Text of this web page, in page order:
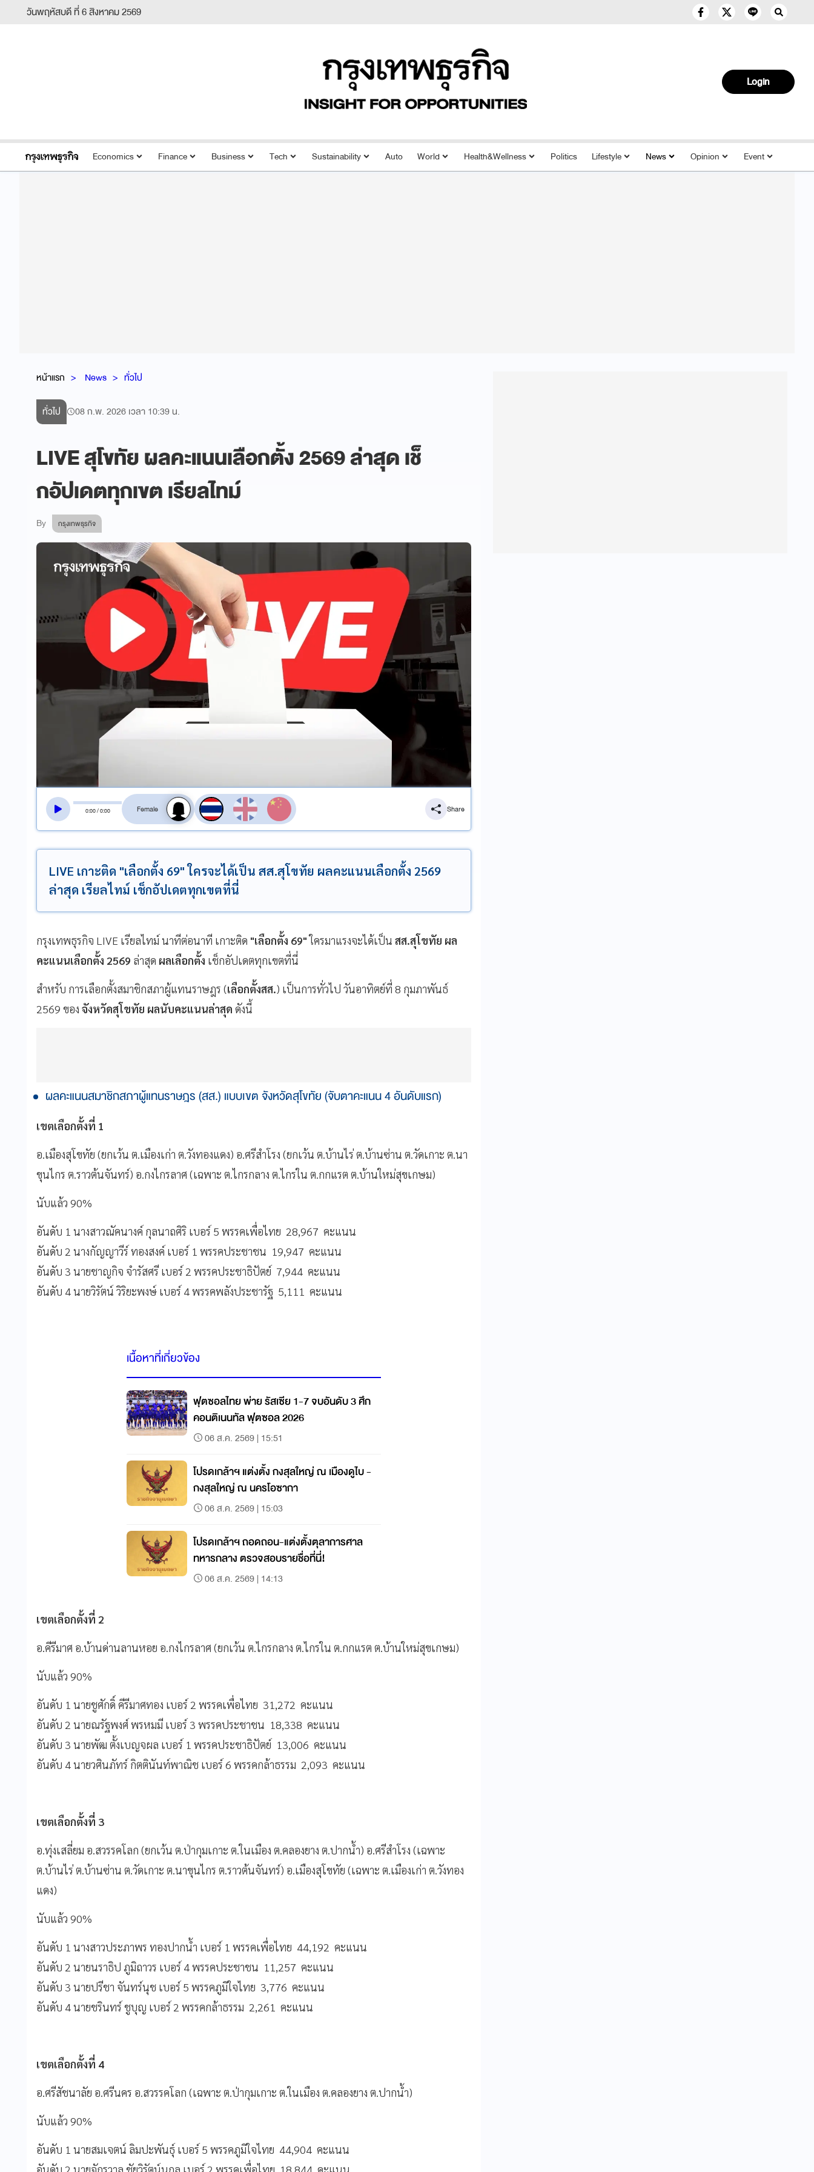
วันพฤหัสบดี ที่ 6 สิงหาคม 2569
Login
Economics Finance Business Tech Sustainability Auto World Health&Wellness Politics Lifestyle News Opinion Event
หน้าแรก News ทั่วไป
ทั่วไป 08 ก.พ. 2026 เวลา 10:39 น.
LIVE สุโขทัย ผลคะแนนเลือกตั้ง 2569 ล่าสุด เช็
กอัปเดตทุกเขต เรียลไทม์
By กรุงเทพธุรกิจ
0:00/0:00
สลับเสียงอ่าน
Share
LIVE เกาะติด "เลือกตั้ง 69" ใครจะได้เป็น สส.สุโขทัย ผลคะแนนเลือกตั้ง 2569
ล่าสุด เรียลไทม์ เช็กอัปเดตทุกเขตที่นี่
กรุงเทพธุรกิจ LIVE เรียลไทม์ นาทีต่อนาที เกาะติด "เลือกตั้ง 69"ใครมาแรงจะได้เป็น สส.สุโขทัย ผล
คะแนนเลือกตั้ง 2569 ล่าสุด ผลเลือกตั้ง เช็กอัปเดตทุกเขตที่นี่
สำหรับ การเลือกตั้งสมาชิกสภาผู้แทนราษฎร (เลือกตั้งสส.) เป็นการทั่วไป วันอาทิตย์ที่ 8 กุมภาพันธ์
2569 ของ จังหวัดสุโขทัย ผลนับคะแนนล่าสุด ดังนี้
ผลคะแนนสมาชิกสภาผู้แทนราษฎร (สส.) แบบเขต จังหวัดสุโขทัย (จับตาคะแนน 4 อันดับแรก)
เขตเลือกตั้งที่ 1
อ.เมืองสุโขทัย (ยกเว้น ต.เมืองเก่า ต.วังทองแดง) อ.ศรีสำโรง (ยกเว้น ต.บ้านไร่ ต.บ้านซ่าน ต.วัดเกาะ ต.นา
ขุนไกร ต.ราวต้นจันทร์) อ.กงไกรลาศ (เฉพาะ ต.ไกรกลาง ต.ไกรใน ต.กกแรต ต.บ้านใหม่สุขเกษม)
นับแล้ว 90%
อันดับ 1 นางสาวณัคนางค์ กุลนาถศิริ เบอร์ 5 พรรคเพื่อไทย 28,967 คะแนน
อันดับ 2 นางกัญญาวีร์ ทองสงค์ เบอร์ 1 พรรคประชาชน 19,947 คะแนน
อันดับ 3 นายชาญกิจ จำรัสศรี เบอร์ 2 พรรคประชาธิปัตย์ 7,944 คะแนน
อันดับ 4 นายวิรัตน์ วิริยะพงษ์ เบอร์ 4 พรรคพลังประชารัฐ 5,111 คะแนน
เนื้อหาที่เกี่ยวข้อง
ฟุตซอลไทย พ่าย รัสเซีย 1-7 จบอันดับ 3 ศึก
คอนติเนนทัล ฟุตซอล 2026
06 ส.ค. 2569 | 15:51
โปรดเกล้าฯ แต่งตั้ง กงสุลใหญ่ ณ เมืองดูไบ -
กงสุลใหญ่ ณ นครโอซากา
06 ส.ค. 2569 | 15:03
โปรดเกล้าฯ ถอดถอน-แต่งตั้งตุลาการศาล
ทหารกลาง ตรวจสอบรายชื่อที่นี่!
06 ส.ค. 2569 | 14:13
เขตเลือกตั้งที่ 2
อ.คีรีมาศ อ.บ้านด่านลานหอย อ.กงไกรลาศ (ยกเว้น ต.ไกรกลาง ต.ไกรใน ต.กกแรต ต.บ้านใหม่สุขเกษม)
นับแล้ว 90%
อันดับ 1 นายชูศักดิ์ คีรีมาศทอง เบอร์ 2 พรรคเพื่อไทย 31,272 คะแนน
อันดับ 2 นายณรัฐพงศ์ พรหมมี เบอร์ 3 พรรคประชาชน 18,338 คะแนน
อันดับ 3 นายพัฒ ตั้งเบญจผล เบอร์ 1 พรรคประชาธิปัตย์ 13,006 คะแนน
อันดับ 4 นายวศินภัทร์ กิตตินันท์พาณิช เบอร์ 6 พรรคกล้าธรรม 2,093 คะแนน
เขตเลือกตั้งที่ 3
อ.ทุ่งเสลี่ยม อ.สวรรคโลก (ยกเว้น ต.ป่ากุมเกาะ ต.ในเมือง ต.คลองยาง ต.ปากน้ำ) อ.ศรีสำโรง (เฉพาะ
ต.บ้านไร่ ต.บ้านซ่าน ต.วัดเกาะ ต.นาขุนไกร ต.ราวต้นจันทร์) อ.เมืองสุโขทัย (เฉพาะ ต.เมืองเก่า ต.วังทอง
แดง)
นับแล้ว 90%
อันดับ 1 นางสาวประภาพร ทองปากน้ำ เบอร์ 1 พรรคเพื่อไทย 44,192 คะแนน
อันดับ 2 นายนราธิป ภูมิถาวร เบอร์ 4 พรรคประชาชน 11,257 คะแนน
อันดับ 3 นายปรีชา จันทร์นุช เบอร์ 5 พรรคภูมิใจไทย 3,776 คะแนน
อันดับ 4 นายชรินทร์ ชูบุญ เบอร์ 2 พรรคกล้าธรรม 2,261 คะแนน
เขตเลือกตั้งที่ 4
อ.ศรีสัชนาลัย อ.ศรีนคร อ.สวรรคโลก (เฉพาะ ต.ป่ากุมเกาะ ต.ในเมือง ต.คลองยาง ต.ปากน้ำ)
นับแล้ว 90%
อันดับ 1 นายสมเจตน์ ลิมปะพันธุ์ เบอร์ 5 พรรคภูมิใจไทย 44,904 คะแนน
อันดับ 2 นายจักรวาล ชัยวิรัตน์นุกูล เบอร์ 2 พรรคเพื่อไทย 18,844 คะแนน